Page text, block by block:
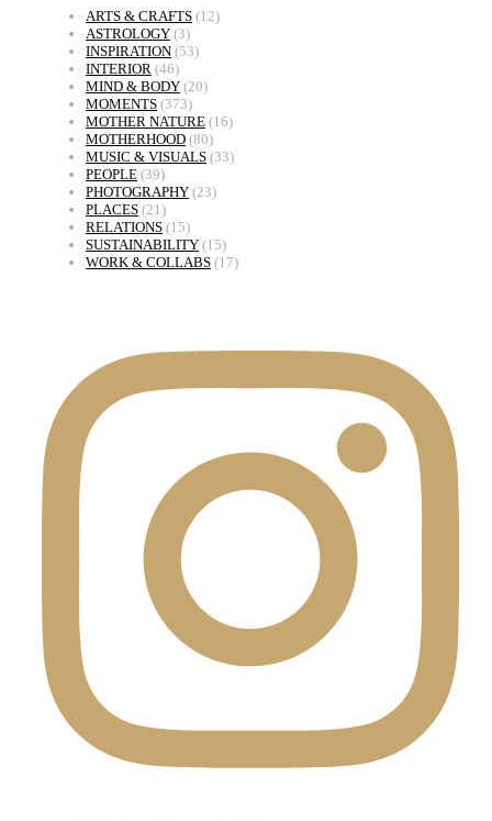
ARTS & CRAFTS (12)
ASTROLOGY (3)
INSPIRATION (53)
INTERIOR (46)
MIND & BODY (20)
MOMENTS (373)
MOTHER NATURE (16)
MOTHERHOOD (80)
MUSIC & VISUALS (33)
PEOPLE (39)
PHOTOGRAPHY (23)
PLACES (21)
RELATIONS (15)
SUSTAINABILITY (15)
WORK & COLLABS (17)